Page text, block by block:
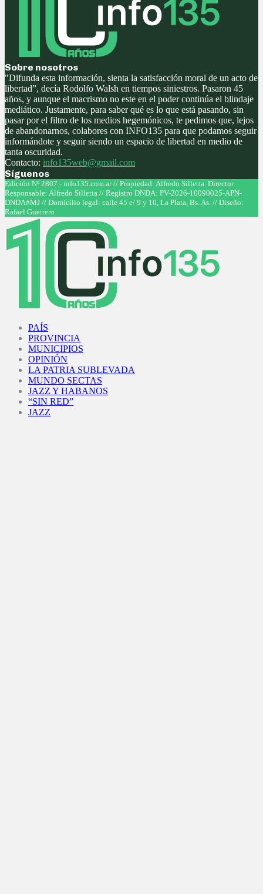
Sobre nosotros
"Difunda esta información, sienta la satisfacción moral de un acto de
libertad”, decía Rodolfo Walsh en tiempos siniestros. Pasaron 45
años, y aunque el macrismo no este en el poder continúa el blindaje
mediático. Justamente, para saber qué es lo que está pasando, sin
pasar por el filtro de los medios hegemónicos, te pedimos que, lejos
de abandonarnos, colabores con INFO135 para que podamos seguir
informándote y seguir siendo un espacio de libertad en medio de
tanta oscuridad.
Contacto: info135web@gmail.com
Síguenos
Facebook
Twitter
Instagram
Youtube
Edición Nº 2807 - info135.com.ar // Propiedad: Alfredo Silletta. Director
Responsable: Alfredo Silletta // Registro DNDA: PV-2026-10090025-APN-
DNDA#MJ // Domicilio legal: calle 45 e/ 9 y 10, La Plata, Bs. As. // Diseño:
Rafael Guerrero
PAÍS
PROVINCIA
MUNICIPIOS
OPINIÓN
LA PATRIA SUBLEVADA
MUNDO SECTAS
JAZZ Y HABANOS
“SIN RED”
JAZZ